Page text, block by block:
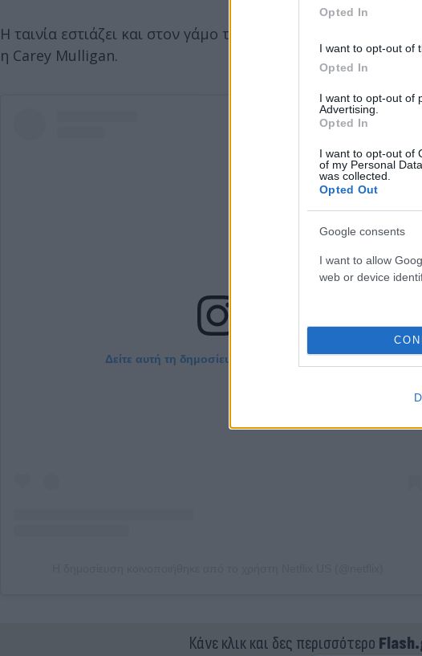
Opted In
I want to opt-out of
Opted In
I want to opt-out of
Advertising.
Opted In
I want to opt-out of
of my Personal
was collected.
Opted Out
Google consents
I want to allow
web or device
Η ταινία εστιάζει και στον γάμο του διάσημου συνθέτη με
η Carey Mulligan.
Δείτε αυτή τη δημοσίευση στο Instagram.
Κάνε κλικ και δες περισσότερο